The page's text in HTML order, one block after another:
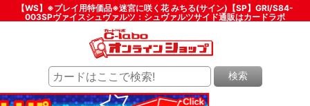
【WS】※プレイ用特価品※迷宮に咲く花 みちる(サイン)【SP】GRI/S84-
003SPヴァイスシュヴァルツ：シュヴァルツサイド通販はカードラボ
検索